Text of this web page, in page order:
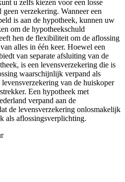
u zelfs kiezen voor een losse
verzekering. Wanneer een
is aan de hypotheek, kunnen uw
om de hypotheekschuld
hen de flexibiliteit om de aflossing
alles in één keer. Hoewel een
van separate afsluiting van de
is een levensverzekering die is
waarschijnlijk verpand als
van de huiskoper
Een hypotheek met
verpand aan de
de levensverzekering onlosmakelijk
als aflossingsverplichting.